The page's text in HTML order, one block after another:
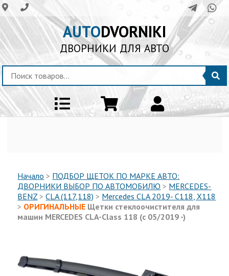
AUTODVORNIKI
ДВОРНИКИ ДЛЯ АВТО
Начало > ПОДБОР ЩЕТОК ПО МАРКЕ АВТО:
ДВОРНИКИ ВЫБОР ПО АВТОМОБИЛЮ > MERCEDES-
BENZ >CLA (117,118) > Mercedes CLA 2019- C118, X118
> ОРИГИНАЛЬНЫЕ Щетки стеклоочистителя для
машин MERCEDES CLA-Class 118 (c 05/2019 -)